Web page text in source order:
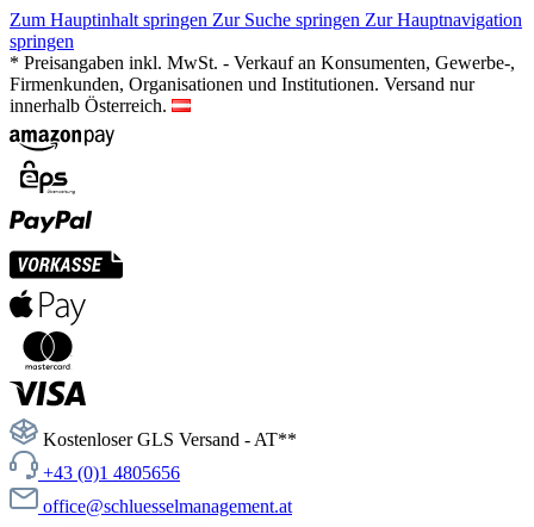
Zum Hauptinhalt springen Zur Suche springen Zur Hauptnavigation
springen
* Preisangaben inkl. MwSt. - Verkauf an Konsumenten, Gewerbe-,
Firmenkunden, Organisationen und Institutionen. Versand nur
innerhalb Österreich.
Kostenloser GLS Versand - AT**
+43 (0)1 4805656
office@schluesselmanagement.at